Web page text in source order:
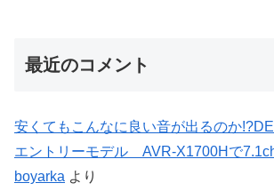
最近のコメント
安くてもこんなに良い音が出るのか
エントリーモデル AVR-X1700Hで
boyarka より